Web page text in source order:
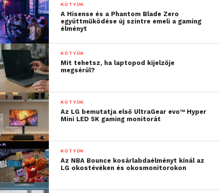
KÜTYÜK
A Hisense és a Phantom Blade Zero
együttműködése új szintre emeli a gaming
élményt
KÜTYÜK
Mit tehetsz, ha laptopod kijelzője
megsérül?
KÜTYÜK
Az LG bemutatja első UltraGear evo™ Hyper
Mini LED 5K gaming monitorát
KÜTYÜK
Az NBA Bounce kosárlabdaélményt kínál az
LG okostévéken és okosmonitorokon